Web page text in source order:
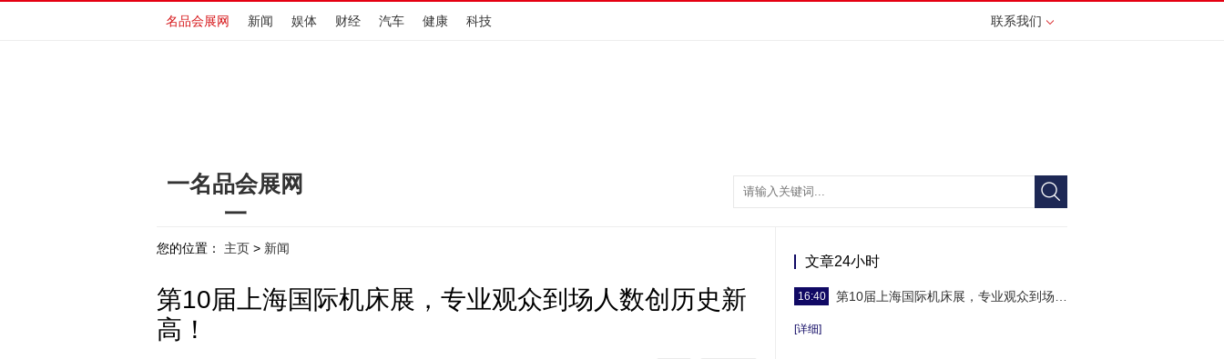
名品会展网 新闻 娱体 财经 汽车 健康 科技 联系我们
一名品会展网
一
您的位置： 主页 > 新闻
第10届上海国际机床展，专业观众到场人数创历史新
高！
文章24小时
16:40
[详细]